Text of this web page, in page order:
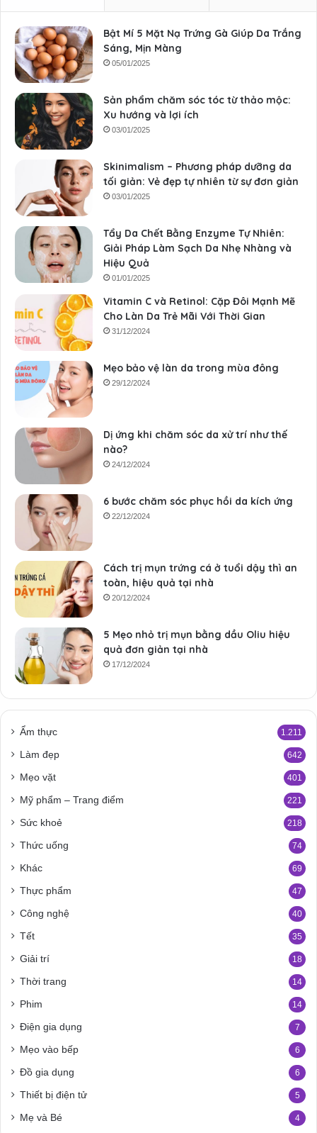
Bật Mí 5 Mặt Nạ Trứng Gà Giúp Da Trắng
Sáng, Mịn Màng
05/01/2025
Sản phẩm chăm sóc tóc từ thảo mộc:
Xu hướng và lợi ích
03/01/2025
Skinimalism – Phương pháp dưỡng da
tối giản: Vẻ đẹp tự nhiên từ sự đơn giản
03/01/2025
Tẩy Da Chết Bằng Enzyme Tự Nhiên:
Giải Pháp Làm Sạch Da Nhẹ Nhàng và
Hiệu Quả
01/01/2025
Vitamin C và Retinol: Cặp Đôi Mạnh Mẽ
Cho Làn Da Trẻ Mãi Với Thời Gian
31/12/2024
Mẹo bảo vệ làn da trong mùa đông
29/12/2024
Dị ứng khi chăm sóc da xử trí như thế
nào?
24/12/2024
6 bước chăm sóc phục hồi da kích ứng
22/12/2024
Cách trị mụn trứng cá ở tuổi dậy thì an
toàn, hiệu quả tại nhà
20/12/2024
5 Mẹo nhỏ trị mụn bằng dầu Oliu hiệu
quả đơn giản tại nhà
17/12/2024
Ẩm thực 1.211
Làm đẹp 642
Mẹo vặt 401
Mỹ phẩm – Trang điểm 221
Sức khoẻ 218
Thức uống 74
Khác 69
Thực phẩm 47
Công nghệ 40
Tết 35
Giải trí 18
Thời trang 14
Phim 14
Điện gia dụng 7
Mẹo vào bếp 6
Đồ gia dụng 6
Thiết bị điện tử 5
Mẹ và Bé 4